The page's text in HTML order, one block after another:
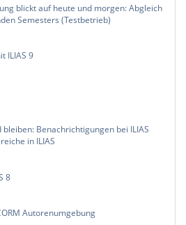
blickt auf heute und morgen: Abgleich
Semesters (Testbetrieb)
ILIAS 9
Benachrichtigungen bei ILIAS
in ILIAS
8
Autorenumgebung